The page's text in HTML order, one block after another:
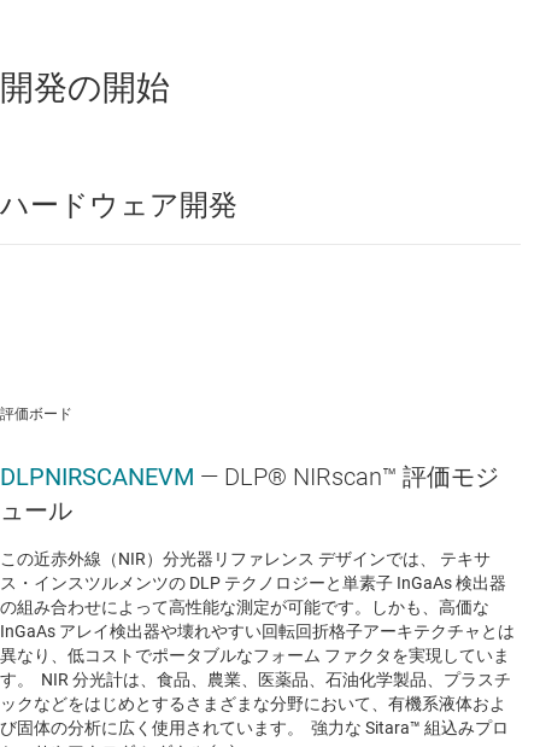
TPS730—イネーブル搭載、200mA、低ドロッ
データシート:
マルチメディア / 産業用ネットワーク SOC
3D グラフィックス、PRU-ICSS、CAN
データシート: PDF | HTML
NIR (700NM 超) 対応 DMD
DLP4500NIR—0.45 インチ、WXGA、近赤外線
開発の開始
ハードウェア開発
評価ボード
DLPNIRSCANEVM — DLP® NIRscan™ 評価モジ
ュール
この近赤外線（NIR）分光器リファレンス デザインでは、 テキサ
ス・インスツルメンツの DLP テクノロジーと単素子 InGaAs 検出器
の組み合わせによって高性能な測定が可能です。しかも、高価な
InGaAs アレイ検出器や壊れやすい回転回折格子アーキテクチャとは
異なり、低コストでポータブルなフォーム ファクタを実現していま
す。 NIR 分光計は、食品、農業、医薬品、石油化学製品、プラスチ
ックなどをはじめとするさまざまな分野において、有機系液体およ
び固体の分析に広く使用されています。 強力な Sitara™ 組込みプロ